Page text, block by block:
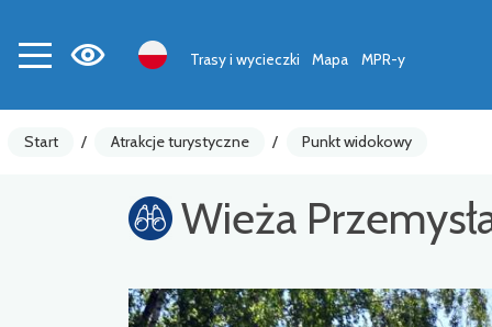
Trasy i wycieczki Mapa MPR-y
Start / Atrakcje turystyczne / Punkt widokowy
Wieża